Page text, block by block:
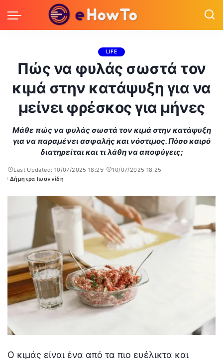
LIFE
Πώς να φυλάς σωστά τον
κιμά στην κατάψυξη για να
μείνει φρέσκος για μήνες
Μάθε πώς να φυλάς σωστά τον κιμά στην κατάψυξη
για να παραμένει ασφαλής και νόστιμος. Πόσο καιρό
διατηρείται και τι λάθη να αποφύγεις;
Last Updated: 10/07/2025 18:25
10/07/2025 18:25
Posted
Δήμητρα Ιωαννίδη
Ο κιμάς είναι ένα από τα πιο ευέλικτα και